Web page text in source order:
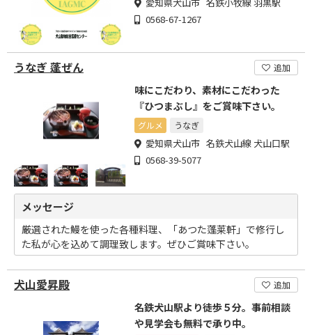
0568-67-1267
うなぎ 蓬ぜん 追加
味にこだわり、素材にこだわった
『ひつまぶし』をご賞味下さい。
グルメ うなぎ
愛知県犬山市 名鉄犬山線 犬山口駅
0568-39-5077
メッセージ
厳選された鰻を使った各種料理、「あつた蓬莱軒」で修行し
た私が心を込めて調理致します。ぜひご賞味下さい。
犬山愛昇殿 追加
名鉄犬山駅より徒歩５分。事前相談
や見学会も無料で承り中。